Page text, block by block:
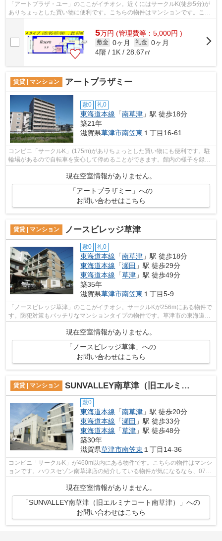
「アートプラザ・ユー」のここがイチオシ。近くにはサークルK(徒歩5分)が
ありちょっとした買い物に便利です。こちらの物件はマンションです。こち
5万円 (管理費等：5,000円 )
敷金 0ヶ月 礼金 0ヶ月
4階 / 1K / 28.67㎡
賃貸 | マンション アートプラザミー
敷0 礼0
東海道本線 「南草津 」駅 徒歩18分
築21年
滋賀県草津市南笠東 １丁目16-61
コンビニ「サークルK」(175m)がありちょっとした買い物にも便利です。駐
輪場があるので自転車を安心して停めることができます。館内の様子を録画
現在空室情報がありません。
「アートプラザミー」への
お問い合わせはこちら
賃貸 | マンション ノースビレッジ草津
敷0 礼0
東海道本線 「南草津 」駅 徒歩18分
東海道本線 「瀬田 」駅 徒歩29分
東海道本線 「草津 」駅 徒歩49分
築35年
滋賀県草津市南笠東 １丁目5-9
「ノースビレッジ草津」のここがイチオシ。サークルKが256mにある物件で
す。防犯対策もバッチリなマンションタイプの物件です。草津市の東海道本
線南草津周辺にある物件のことなら当社...
現在空室情報がありません。
「ノースビレッジ草津」への
お問い合わせはこちら
賃貸 | マンション SUNVALLEY南草津（旧エルミナコート南草津）
敷0
東海道本線 「南草津 」駅 徒歩20分
東海道本線 「瀬田 」駅 徒歩33分
東海道本線 「草津 」駅 徒歩48分
築30年
滋賀県草津市南笠東 １丁目14-36
コンビニ「サークルK」が460m以内にある物件です。こちらの物件はマンシ
ョンです。ハウスセゾン南草津店の紹介している物件が気になるなら、077-
現在空室情報がありません。
「SUNVALLEY南草津（旧エルミナコート南草津）」への
お問い合わせはこちら